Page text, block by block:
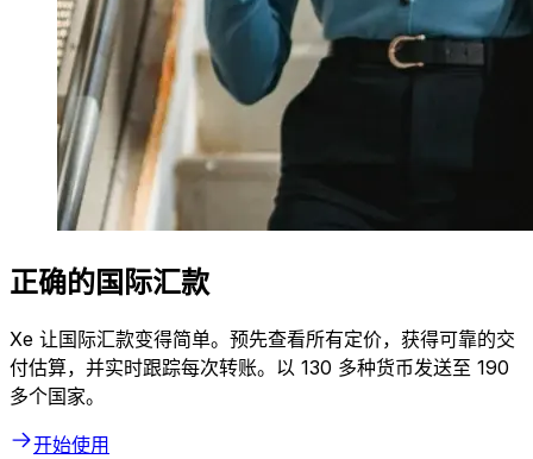
正确的国际汇款
Xe 让国际汇款变得简单。预先查看所有定价，获得可靠的交
付估算，并实时跟踪每次转账。以 130 多种货币发送至 190
多个国家。
开始使用